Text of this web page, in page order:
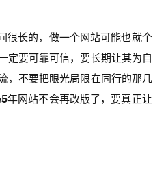
很长的，做一个网站可能也就个
定要可靠可信，要长期让其为自
，不要把眼光局限在同行的那几
年网站不会再改版了，要真正让